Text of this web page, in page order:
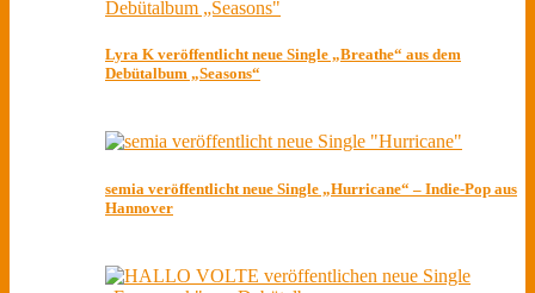
Lyra K veröffentlicht neue Single „Breathe“ aus dem
Debütalbum „Seasons“
semia veröffentlicht neue Single „Hurricane“ – Indie-Pop aus
Hannover